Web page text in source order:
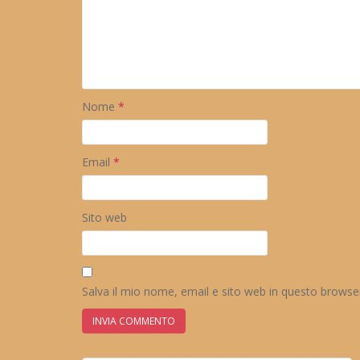
Nome *
Email *
Sito web
Salva il mio nome, email e sito web in questo